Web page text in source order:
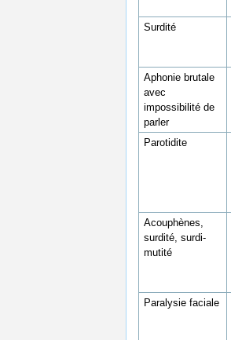
Surdité
Aphonie brutale
avec
impossibilité de
parler
Parotidite
Acouphènes,
surdité, surdi-
mutité
Paralysie faciale